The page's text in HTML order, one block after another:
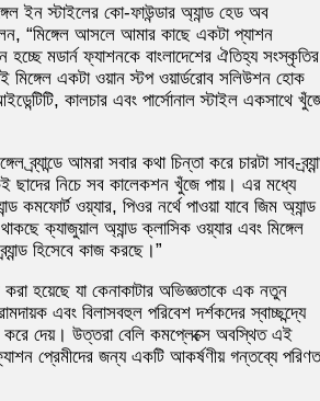
ইন স্টাইলের কো-ফাউন্ডার অ্যান্ড হেড অব
“মিঙ্গেল আসলে আমার কাছে একটা প্যাশন
মডার্ন ফ্যাশনকে বাংলাদেশের ঐতিহ্য সংস্কৃতির
মিঙ্গেল একটা ওয়ান স্টপ ওয়ার্ডরোব সলিউশন হোক
কালচার এবং পার্সোনাল স্টাইল একসাথে
ব্র্যান্ডে আমরা সবার কথা চিন্তা করে চারটা সাব-
ছাদের নিচে সব কালেকশন খুঁজে পায়। এর মধ্যে
কমফোর্ট ওয়্যার, পিওর নর্থে পাওয়া যাবে জিম অ্যান্ড
ক্যাজুয়াল অ্যান্ড ক্লাসিক ওয়্যার এবং মিঙ্গেল
হিসেবে কাজ করছে।”
হয়েছে যা কেনাকাটার অভিজ্ঞতাকে এক নতুন
এবং বিলাসবহুল পরিবেশ দর্শকদের স্বাচ্ছন্দ্যে
করে দেয়। উত্তরা বেলি কমপ্লেক্সে অবস্থিত এই
ফ্যাশন প্রেমীদের জন্য একটি আকর্ষণীয় গন্তব্যে পরিণত